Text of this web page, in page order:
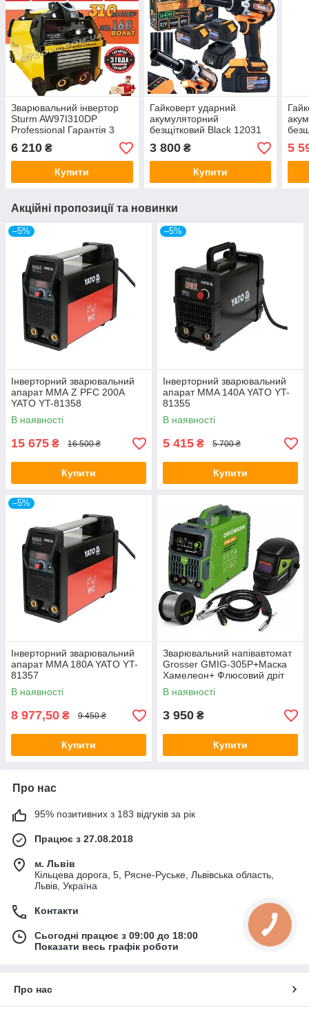
Зварювальний інвертор
Sturm AW97I310DP
Professional Гарантія 3
роки !
6 210 ₴
Купити
Гайковерт ударний
акумуляторний
безщітковий Black 12031
500 Нм
3 800₴
Купити
5
Акційні пропозиції та новинки
–5%
Інверторний зварювальний
апарат ММА Z PFC 200A
YATO YT-81358
В наявності
15 675 ₴ 16 500 ₴
Купити
–5%
Інверторний зварювальний
апарат MMA 140A YATO YT-
81355
В наявності
5 415 ₴ 5 700 ₴
Купити
–5%
Інверторний зварювальний
апарат MMA 180A YATO YT-
81357
В наявності
8 977,50 ₴ 9 450 ₴
Купити
Зварювальний напівавтомат
Grosser GMIG-305P+Маска
Хамелеон+ Флюсовий дріт
В наявності
3 950 ₴
Купити
Про нас
95% позитивних з 183 відгуків за рік
Працює з 27.08.2018
м. Львів
Кільцева дорога, 5, Рясне-Руське, Львівська область,
Львів, Україна
Контакти
Сьогодні працює з 09:00 до 18:00
Показати весь графік роботи
Про нас